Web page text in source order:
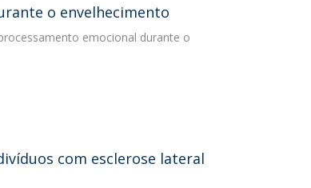
o envelhecimento
emocional durante o
com esclerose lateral